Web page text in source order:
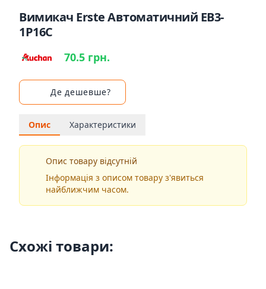
Вимикач Erste Автоматичний EB3-
1P16C
70.5 грн.
Де дешевше?
Опис Характеристики
Опис товару відсутній
Інформація з описом товару з'явиться
найближчим часом.
Схожі товари: